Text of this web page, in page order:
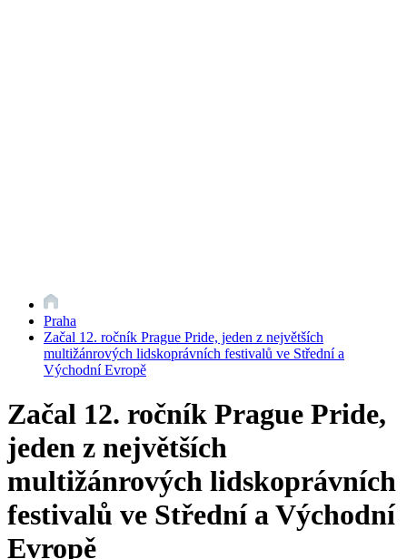
Praha
Začal 12. ročník Prague Pride, jeden z největších
multižánrových lidskoprávních festivalů ve Střední a
Východní Evropě
Začal 12. ročník Prague Pride,
jeden z největších
multižánrových lidskoprávních
festivalů ve Střední a Východní
Evropě